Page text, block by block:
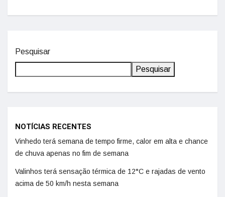
Pesquisar
Pesquisar
NOTÍCIAS RECENTES
Vinhedo terá semana de tempo firme, calor em alta e chance
de chuva apenas no fim de semana
Valinhos terá sensação térmica de 12°C e rajadas de vento
acima de 50 km/h nesta semana